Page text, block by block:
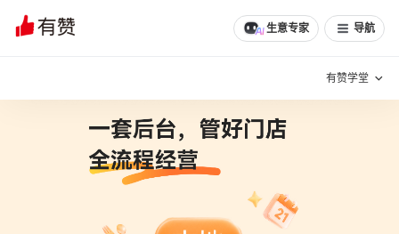
生意专家 导航
有赞学堂
增长方法
有赞专家说
文章 问诊 分享